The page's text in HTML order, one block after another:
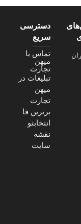
دسترسی
سریع
تماس با
میهن
تجارت
تبلیغات در
میهن
تجارت
برترین فا
انتخابتو
نقشه
سایت